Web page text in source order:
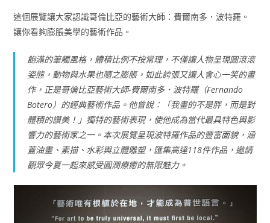
這個展覽讓大家認識哥倫比亞的藝術大師：費爾南多．波特羅。
讓你看夠膨脹美學的藝術作品。
飽滿的筆觸風格，體積比例不按常理，不僅讓人物呈現圓滾滾
姿態，動物與水果也隨之膨脹，如此誇張又讓人會心一笑的畫
作，正是哥倫比亞藝術大師-費爾南多．波特羅（Fernando
Botero）的經典藝術作品。他曾說：「我畫的不是胖，而是對
體積的讚美！」獨特的藝術表現，使他成為當代最具特色與影
響力的藝術家之一。本次展覽呈現波特羅作品的豐富面貌，涵
蓋油畫、素描、水彩與立體雕塑，匯集高達118件作品，邀請
觀眾今夏一起來感受圓潤療癒的無限魅力。